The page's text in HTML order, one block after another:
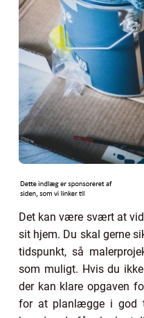
Det kan være svært at
sit hjem. Du skal gerne
tidspunkt, så
som muligt. Hvis du
der kan klare opgaven
for at planlægge i god